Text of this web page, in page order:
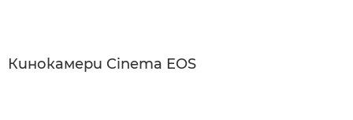
Кинокамери Cinema EOS